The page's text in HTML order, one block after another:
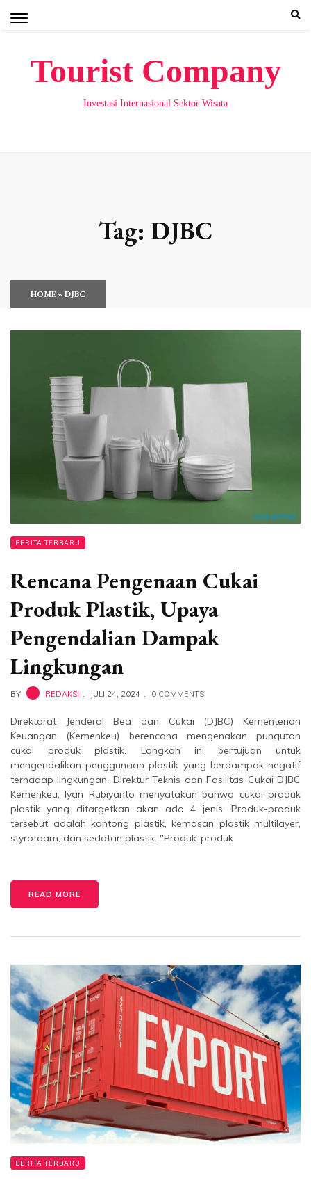
Tourist Company
Investasi Internasional Sektor Wisata
Tag: DJBC
HOME»DJBC
BERITA TERBARU
Rencana Pengenaan Cukai
Produk Plastik, Upaya
Pengendalian Dampak
Lingkungan
BY REDAKSI JULI 24, 2024 0 COMMENTS
Direktorat Jenderal Bea dan Cukai (DJBC) Kementerian
Keuangan (Kemenkeu) berencana mengenakan pungutan
cukai produk plastik. Langkah ini bertujuan untuk
mengendalikan penggunaan plastik yang berdampak negatif
terhadap lingkungan. Direktur Teknis dan Fasilitas Cukai DJBC
Kemenkeu, Iyan Rubiyanto menyatakan bahwa cukai produk
plastik yang ditargetkan akan ada 4 jenis. Produk-produk
tersebut adalah kantong plastik, kemasan plastik multilayer,
styrofoam, dan sedotan plastik. "Produk-produk
READ MORE
BERITA TERBARU